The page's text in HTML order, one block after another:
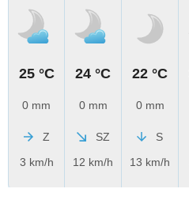
25 °C
0 mm
Z
3 km/h
24 °C
0 mm
SZ
12 km/h
22 °C
0 mm
S
13 km/h